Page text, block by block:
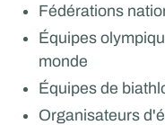
Fédérations
Équipes
monde
Équipes de
Organisateurs